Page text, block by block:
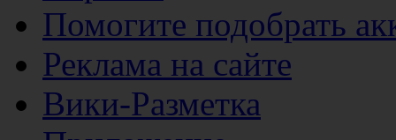
Помогите подобрать
Реклама на сайте
Вики-Разметка